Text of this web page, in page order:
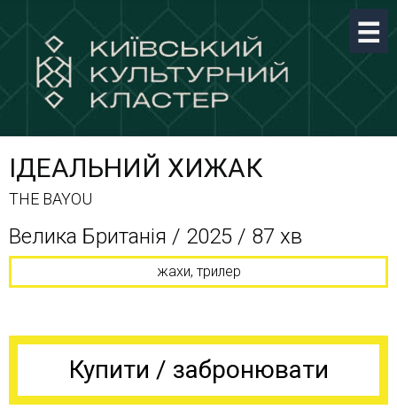
ІДЕАЛЬНИЙ ХИЖАК
THE BAYOU
Велика Британія / 2025 / 87 хв
жахи, трилер
Купити / забронювати